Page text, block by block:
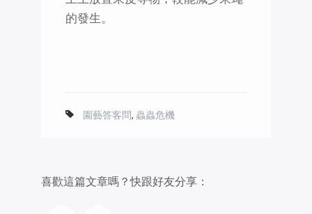
的發生。
園藝答客問, 蟲蟲危機
喜歡這篇文章嗎？快跟好友分享：